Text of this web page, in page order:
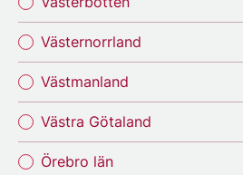
Västernorrland
Västmanland
Västra Götaland
Örebro län